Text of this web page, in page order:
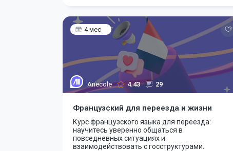
4 мес
Anecole 4.43 29
Французский для переезда и жизни
Курс французского языка для переезда:
научитесь уверенно общаться в
повседневных ситуациях и
взаимодействовать с госструктурами.